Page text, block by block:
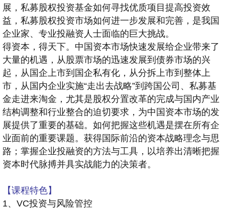
展，私募股权投资基金如何寻找优质项目提高投资效
益，私募股权投资市场如何进一步发展和完善，是我国
企业家、专业投融资人士面临的巨大挑战。
得资本，得天下。中国资本市场快速发展给企业带来了
大量的机遇，从股票市场的迅速发展到债券市场的兴
起，从国企上市到国企私有化，从分拆上市到整体上
市，从国内企业实施“走出去战略”到跨国公司、私募基
金走进来淘金，尤其是股权分置改革的完成与国内产业
结构调整和行业整合的迫切要求，为中国资本市场的发
展提供了重要的基础。如何把握这些机遇是摆在所有企
业面前的重要课题。获得国际前沿的资本战略理念与思
路；掌握企业投融资的方法与工具，以培养出清晰把握
资本时代脉搏并具实战能力的决策者。
【课程特色】
1、VC投资与风险管控